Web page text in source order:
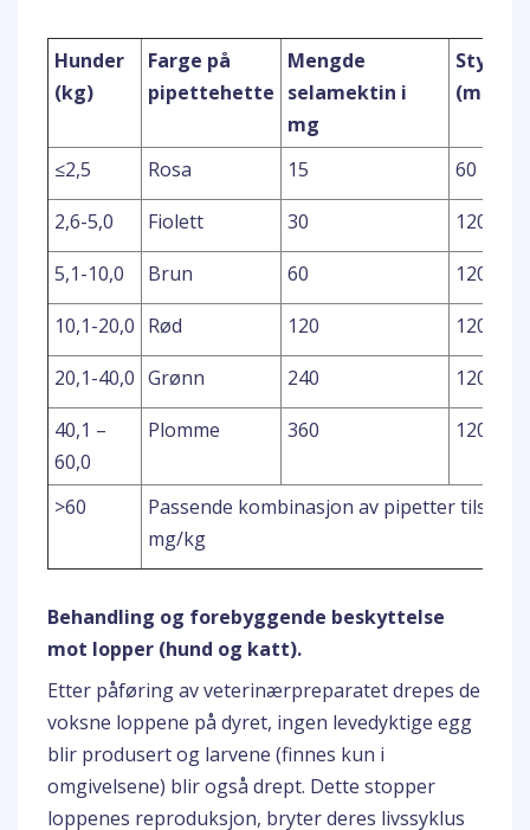
Hunder
(kg)
Farge på
pipettehette
Mengde
selamektin i
mg
Styrke
(mg/
≤2,5 Rosa 15
60
2,6-5,0
Fiolett 30
120
5,1-10,0
Brun 60
120
10,1-20,0 Rød 120
120
20,1-40,0 Grønn 240
120
40,1 –
60,0
Plomme 360 120
>60
Passende kombinasjon av pipetter
mg/kg
Behandling og forebyggende beskyttelse
mot lopper (hund og katt).
Etter påføring av veterinærpreparatet drepes de
voksne loppene på dyret, ingen levedyktige egg
blir produsert og larvene (finnes kun i
omgivelsene) blir også drept. Dette stopper
loppenes reproduksjon, bryter deres livssyklus